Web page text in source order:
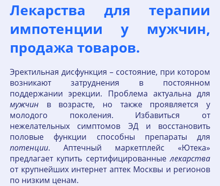
Лекарства для терапии
импотенции у мужчин,
продажа товаров.
Эректильная дисфункция – состояние, при котором
возникают затруднения в постоянном
поддержании эрекции. Проблема актуальна для
мужчин в возрасте, но также проявляется у
молодого поколения. Избавиться от
нежелательных симптомов ЭД и восстановить
половые функции способны препараты для
потенции. Аптечный маркетплейс «Ютека»
предлагает купить сертифицированныелекарства
от крупнейших интернет аптек Москвы и регионов
по низким ценам.